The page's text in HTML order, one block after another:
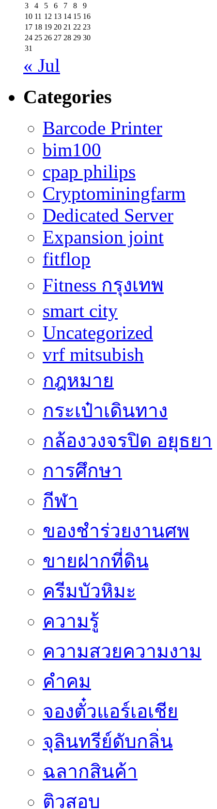
3
4 5 6 7 8
9
10 11 12 13 14 15 16
17 18 19 20 21 22 23
24 25 26 27 28 29 30
31
« Jul
Categories
Barcode Printer
bim100
cpap philips
Cryptominingfarm
Dedicated Server
Expansion joint
fitflop
Fitness กรุงเทพ
smart city
Uncategorized
vrf mitsubish
กฎหมาย
กระเป๋าเดินทาง
กล้องวงจรปิด อยุธยา
การศึกษา
กีฬา
ของชำร่วยงานศพ
ขายฝากที่ดิน
ครีมบัวหิมะ
ความรู้
ความสวยความงาม
คำคม
จองตั๋วแอร์เอเชีย
จุลินทรีย์ดับกลิ่น
ฉลากสินค้า
ติวสอบ